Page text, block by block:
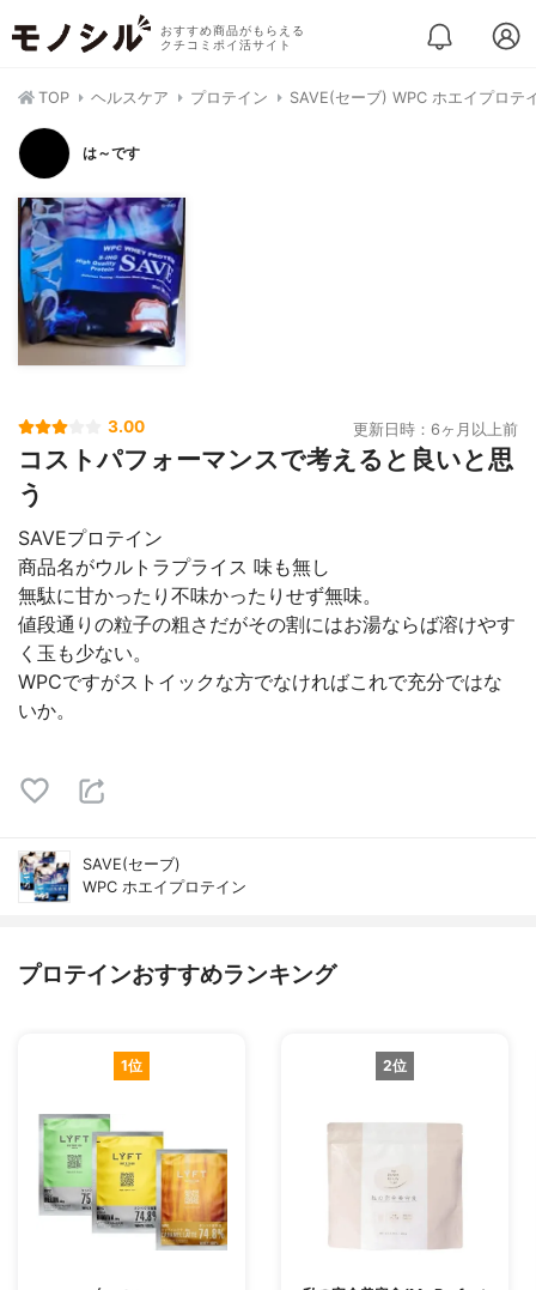
おすすめ商品がもらえる
クチコミポイ活サイト
TOP ヘルスケア プロテイン SAVE(セーブ) WPC ホエイプロテ
は～です
3.00 更新日時：6ヶ月以上前
コストパフォーマンスで考えると良いと思
う
SAVEプロテイン
商品名がウルトラプライス 味も無し
無駄に甘かったり不味かったりせず無味。
値段通りの粒子の粗さだがその割にはお湯ならば溶けやす
く玉も少ない。
WPCですがストイックな方でなければこれで充分ではな
いか。
SAVE(セーブ)
WPC ホエイプロテイン
プロテインおすすめランキング
1位 2位